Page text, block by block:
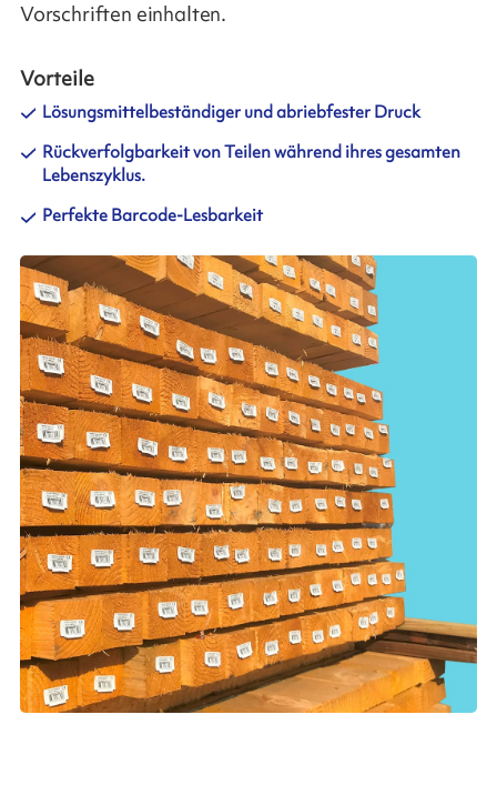
Vorschriften einhalten.
Vorteile
Lösungsmittelbeständiger und abriebfester Druck
Rückverfolgbarkeit von Teilen während ihres gesamten
Lebenszyklus.
Perfekte Barcode-Lesbarkeit